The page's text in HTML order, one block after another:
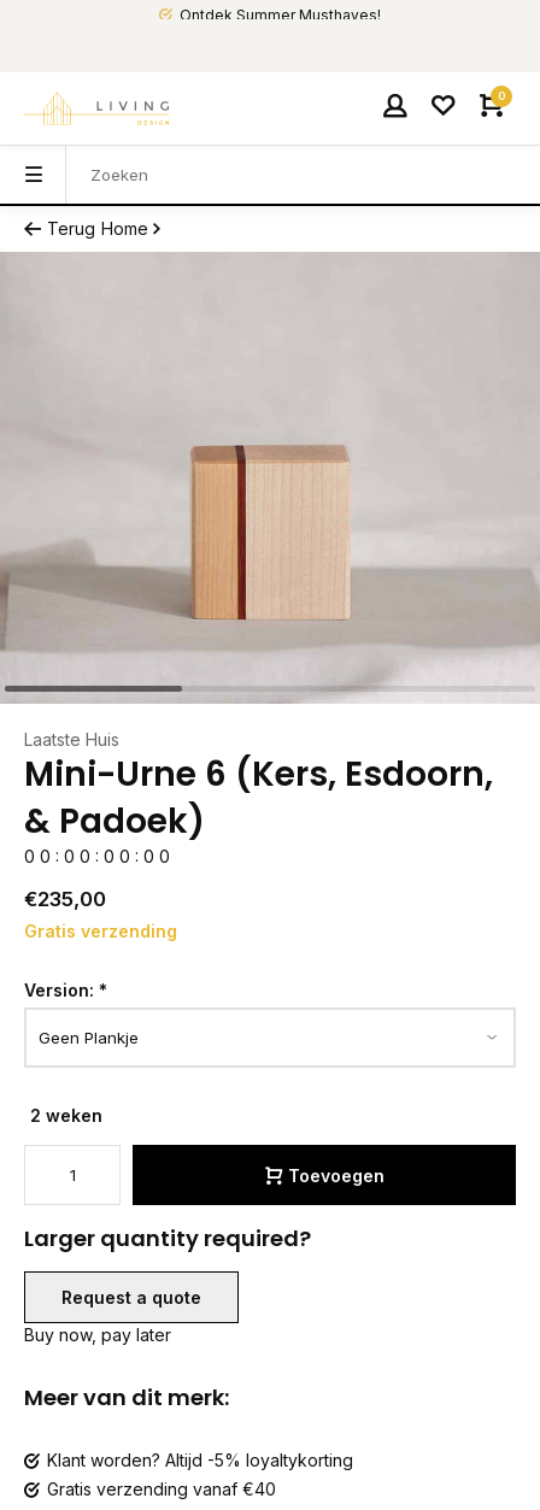
Ontdek Summer Musthaves!
0
Terug Home
Laatste Huis
Mini-Urne 6 (Kers, Esdoorn,
& Padoek)
0 0 : 0 0 : 0 0 : 0 0
€235,00
Gratis verzending
Version: *
2 weken
Toevoegen
Larger quantity required?
Request a quote
Buy now, pay later
Meer van dit merk:
Klant worden? Altijd -5% loyaltykorting
Gratis verzending vanaf €40